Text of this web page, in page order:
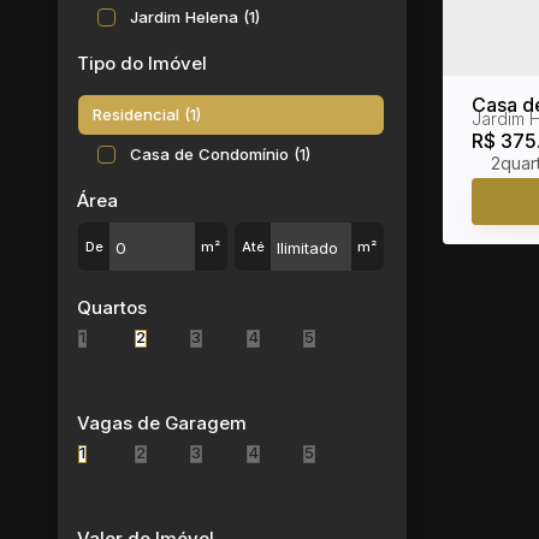
Jardim Helena (1)
Tipo do Imóvel
Residencial (1)
Casa de Condomínio (1)
Área
De m² Até m²
Quartos
1 2 3 4 5
Vagas de Garagem
1 2 3 4 5
Casa
Ferraz
R$
Jardim
2